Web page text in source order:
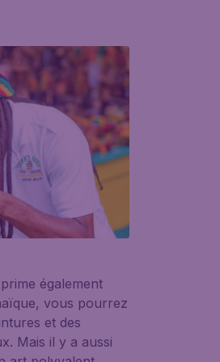
également
vous pourrez
et des
Mais il y a aussi